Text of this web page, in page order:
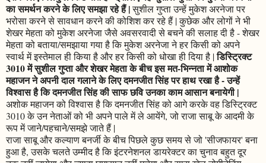
का समर्थन करने के लिए समझा रहे हैं |सुशील गुप्ता उन्हें मुकेश अरनेजा पर
भरोसा करने से सावधान करने की कोशिश कर रहे हैं | कुछेक और लोगों ने भी
शेखर मेहता को मुकेश अरनेजा जैसे अवसरवादी से बचने की सलाह दी है - शेखर
मेहता को बताया/समझाया गया है कि मुकेश अरनेजा ने हर किसी को अपने
स्वार्थ में इस्तेमाल ही किया है और हर किसी को धोखा ही दिया है |डिस्ट्रिक्ट
3010 में सुशील गुप्ता और शेखर मेहता के बीच इस मत-भिन्नता में आशोक
महाजन ने अपनी दाल गलाने के लिए दमनजीत सिंह पर हाथ रखा है - उन्हें
विश्वास है कि दमनजीत सिंह की साफ छवि उनका काम आसान बनायेगी |
अशोक महाजन को विश्वास है कि दमनजीत सिंह को आगे करके वह डिस्ट्रिक्ट
3010 के उन नेताओं को भी अपने पाले में ले आयेंगे, जो राजा साबू के आदमी के
रूप में जाने/पहचाने/समझे जाते हैं |
राजा साबू और कल्याण बनर्जी के बीच पिछले कुछ समय से जो 'सीजफायर' बना
हुआ है, उसके चलते उम्मीद है कि इंटरनेशनल डायरेक्टर का चुनाव बहुत दूर